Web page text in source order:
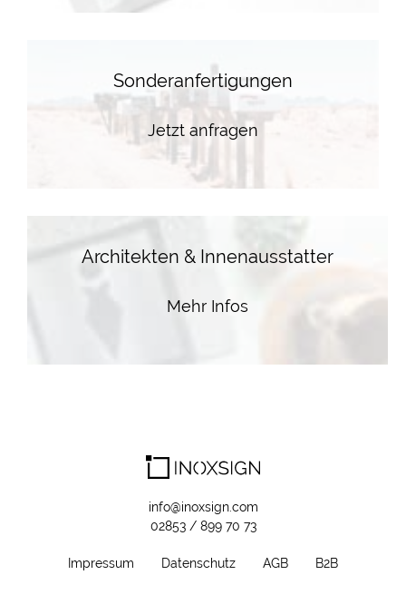
Sonderanfertigungen
Jetzt anfragen
Architekten & Innenausstatter
Mehr Infos
info@inoxsign.com
02853 / 899 70 73
Impressum Datenschutz AGB B2B